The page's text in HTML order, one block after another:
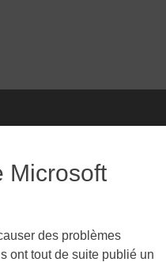
Microsoft
des problèmes
ont tout de suite publié un